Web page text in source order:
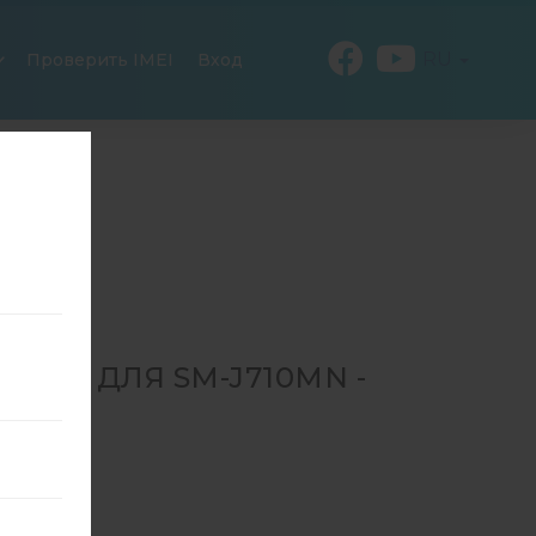
Проверить IMEI Вход
ДЛЯ SM-J710MN -